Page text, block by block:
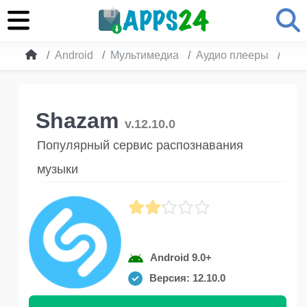
Android Мультимедиа Аудио плееры
Shazam v.12.10.0
Популярный сервис распознавания
музыки
Android 9.0+
Версия: 12.10.0